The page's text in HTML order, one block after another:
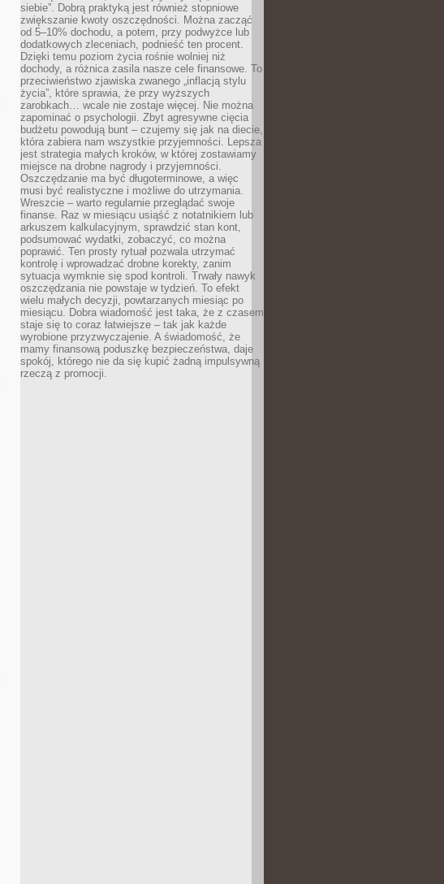
siebie”. Dobrą praktyką jest również stopniowe
zwiększanie kwoty oszczędności. Można zacząć
od 5–10% dochodu, a potem, przy podwyżce lub
dodatkowych zleceniach, podnieść ten procent.
Dzięki temu poziom życia rośnie wolniej niż
dochody, a różnica zasila nasze cele finansowe. To
przeciwieństwo zjawiska zwanego „inflacją stylu
życia”, które sprawia, że przy wyższych
zarobkach… wcale nie zostaje więcej. Nie można
zapominać o psychologii. Zbyt agresywne cięcia
budżetu powodują bunt – czujemy się jak na diecie,
która zabiera nam wszystkie przyjemności. Lepsza
jest strategia małych kroków, w której zostawiamy
miejsce na drobne nagrody i przyjemności.
Oszczędzanie ma być długoterminowe, a więc
musi być realistyczne i możliwe do utrzymania.
Wreszcie – warto regularnie przeglądać swoje
finanse. Raz w miesiącu usiąść z notatnikiem lub
arkuszem kalkulacyjnym, sprawdzić stan kont,
podsumować wydatki, zobaczyć, co można
poprawić. Ten prosty rytuał pozwala utrzymać
kontrolę i wprowadzać drobne korekty, zanim
sytuacja wymknie się spod kontroli. Trwały nawyk
oszczędzania nie powstaje w tydzień. To efekt
wielu małych decyzji, powtarzanych miesiąc po
miesiącu. Dobra wiadomość jest taka, że z czasem
staje się to coraz łatwiejsze – tak jak każde
wyrobione przyzwyczajenie. A świadomość, że
mamy finansową poduszkę bezpieczeństwa, daje
spokój, którego nie da się kupić żadną impulsywną
rzeczą z promocji.